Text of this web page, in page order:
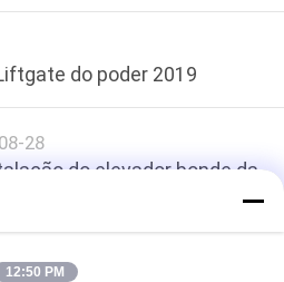
do poder 2019
28
do elevador bonde da
12:50 PM